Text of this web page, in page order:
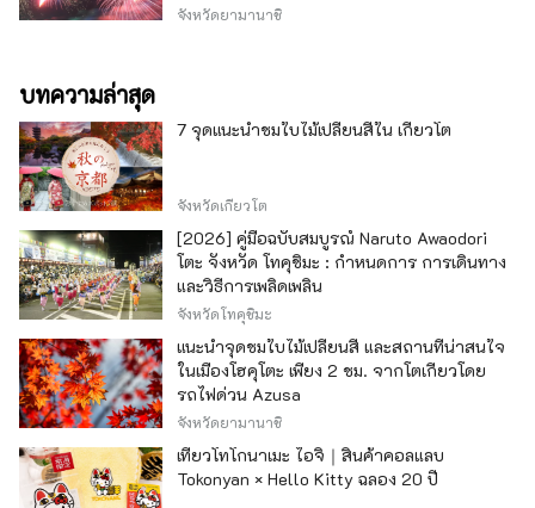
จังหวัดยามานาชิ
บทความล่าสุด
7 จุดแนะนำชมใบไม้เปลี่ยนสีใน เกียวโต
จังหวัดเกียวโต
[2026] คู่มือฉบับสมบูรณ์ Naruto Awaodori
โตะ จังหวัด โทคุชิมะ : กำหนดการ การเดินทาง
และวิธีการเพลิดเพลิน
จังหวัดโทคุชิมะ
แนะนำจุดชมใบไม้เปลี่ยนสี และสถานที่น่าสนใจ
ในเมืองโฮคุโตะ เพียง 2 ชม. จากโตเกียวโดย
รถไฟด่วน Azusa
จังหวัดยามานาชิ
เที่ยวโทโกนาเมะ ไอจิ｜สินค้าคอลแลบ
Tokonyan × Hello Kitty ฉลอง 20 ปี